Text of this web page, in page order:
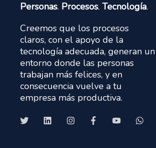
Personas. Procesos. Tecnología.
Creemos que los procesos
claros, con el apoyo de la
tecnología adecuada, generan un
entorno donde las personas
trabajan más felices, y en
consecuencia vuelve a tu
empresa más productiva.